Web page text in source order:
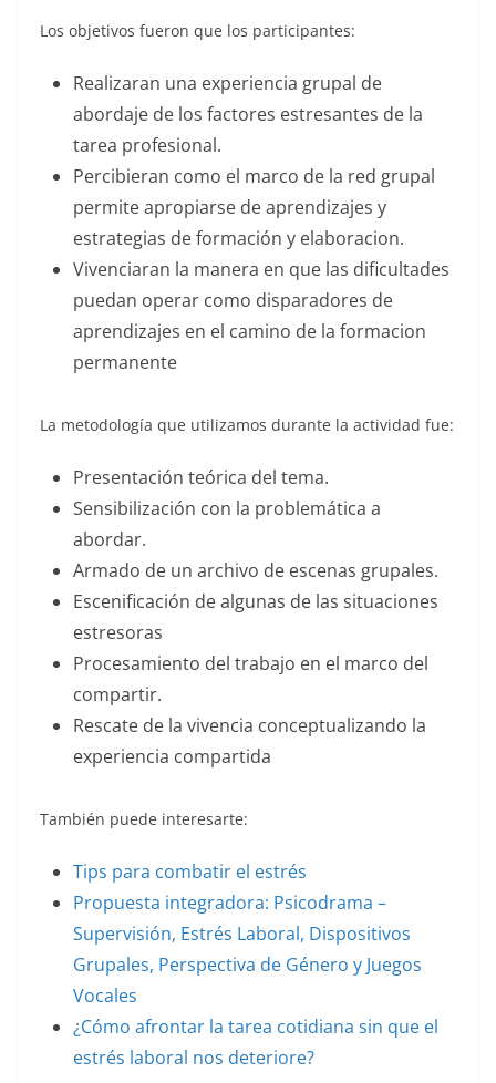
Los objetivos fueron que los participantes:
Realizaran una experiencia grupal de
abordaje de los factores estresantes de la
tarea profesional.
Percibieran como el marco de la red grupal
permite apropiarse de aprendizajes y
estrategias de formación y elaboracion.
Vivenciaran la manera en que las dificultades
puedan operar como disparadores de
aprendizajes en el camino de la formacion
permanente
La metodología que utilizamos durante la actividad fue:
Presentación teórica del tema.
Sensibilización con la problemática a
abordar.
Armado de un archivo de escenas grupales.
Escenificación de algunas de las situaciones
estresoras
Procesamiento del trabajo en el marco del
compartir.
Rescate de la vivencia conceptualizando la
experiencia compartida
También puede interesarte:
Tips para combatir el estrés
Propuesta integradora: Psicodrama –
Supervisión, Estrés Laboral, Dispositivos
Grupales, Perspectiva de Género y Juegos
Vocales
¿Cómo afrontar la tarea cotidiana sin que el
estrés laboral nos deteriore?